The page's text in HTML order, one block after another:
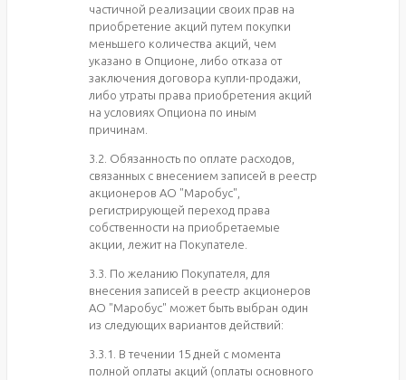
частичной реализации своих прав на
приобретение акций путем покупки
меньшего количества акций, чем
указано в Опционе, либо отказа от
заключения договора купли-продажи,
либо утраты права приобретения акций
на условиях Опциона по иным
причинам.
3.2. Обязанность по оплате расходов,
связанных с внесением записей в реестр
акционеров АО "Маробус",
регистрирующей переход права
собственности на приобретаемые
акции, лежит на Покупателе.
3.3. По желанию Покупателя, для
внесения записей в реестр акционеров
АО "Маробус" может быть выбран один
из следующих вариантов действий:
3.3.1. В течении 15 дней с момента
полной оплаты акций (оплаты основного